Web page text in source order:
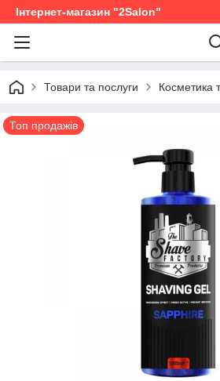
Інтернет-магазин "2Salon"
Товари та послуги Косметика
Топ продажів